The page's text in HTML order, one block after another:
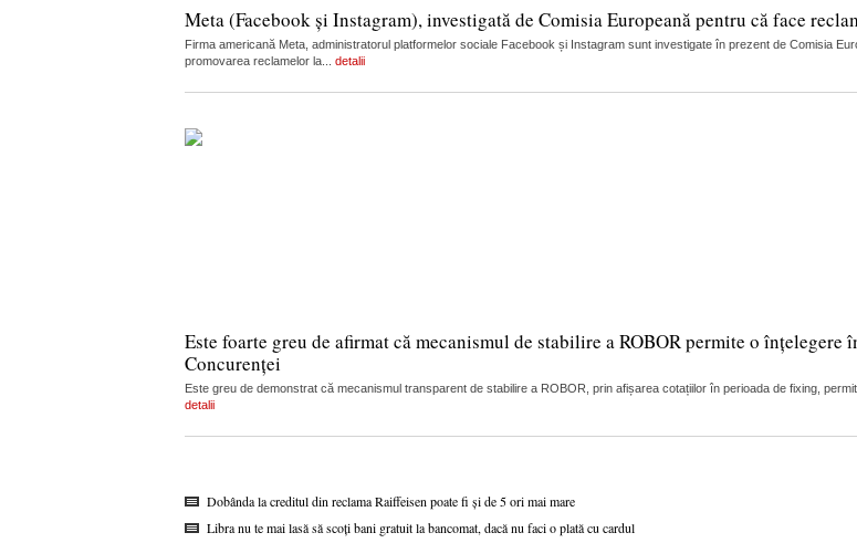
Meta (Facebook și Instagram), investigată de Comisia Europeană pentru că face
Firma americană Meta, administratorul platformelor sociale Facebook și Instagram sunt investigate în prezent de Comisia
promovarea reclamelor la... detalii
Este foarte greu de afirmat că mecanismul de stabilire a ROBOR permite o
Concurenței
Este greu de demonstrat că mecanismul transparent de stabilire a ROBOR, prin afișarea cotațiilor în perioada de fixing,
detalii
Dobânda la creditul din reclama Raiffeisen poate fi și de 5 ori mai mare
Libra nu te mai lasă să scoți bani gratuit la bancomat, dacă nu faci o plată cu cardul